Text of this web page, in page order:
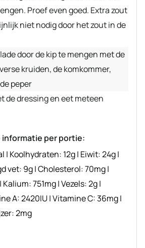
Proef even goed. Extra zout
niet nodig door het zout in de
door de kip te mengen met de
kruiden, de komkommer,
peper
de dressing en eet meteen
informatie per portie:
| Koolhydraten: 12g| Eiwit:24g|
vet: 9g|Cholesterol:70mg|
| Kalium:751mg|Vezels:2g|
A:2420IU|Vitamine C:36mg|
2mg